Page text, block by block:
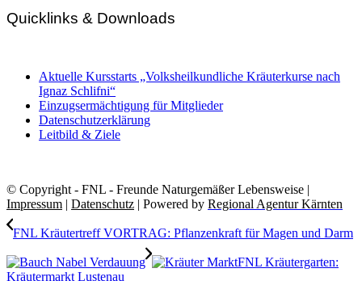
Quicklinks & Downloads
Aktuelle Kursstarts „Volksheilkundliche Kräuterkurse nach
Ignaz Schlifni“
Einzugsermächtigung für Mitglieder
Datenschutzerklärung
Leitbild & Ziele
© Copyright - FNL - Freunde Naturgemäßer Lebensweise |
Impressum | Datenschutz | Powered by Regional Agentur Kärnten
FNL Kräutertreff VORTRAG: Pflanzenkraft für Magen und Darm
FNL Kräutergarten:
Kräutermarkt Lustenau